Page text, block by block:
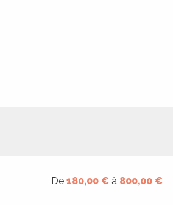
De180,00 € à 800,00 €